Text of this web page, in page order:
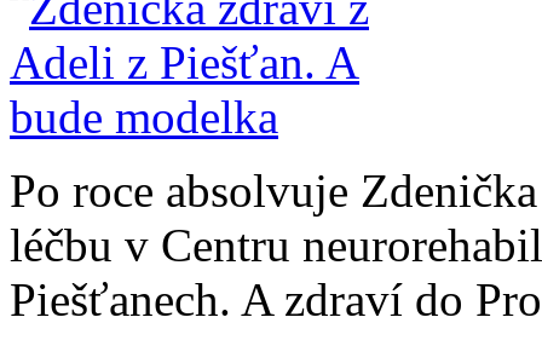
Po roce absolvuje
léčbu v Centru
Piešťanech. A zdraví do